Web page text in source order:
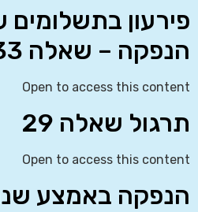
פירעון בתשלומים
הנפקה – שאלה 33
Open to access this content
תרגול שאלה 29
Open to access this content
הנפקה באמצע